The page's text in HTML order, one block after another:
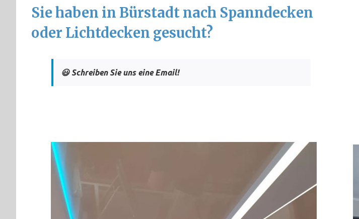
Sie haben in Bürstadt nach Spanndecken
oder Lichtdecken gesucht?
😃 Schreiben Sie uns eine Email!